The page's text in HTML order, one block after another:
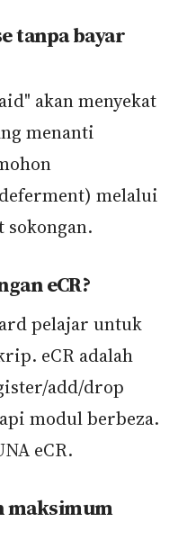
tanpa bayar
akan menyekat
menanti
melalui
sokongan.
eCR?
pelajar untuk
eCR adalah
add/drop
modul berbeza.
eCR.
maksimum